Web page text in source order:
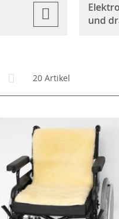
und
Anzeigen
als
Kachelansicht
20 Artikel